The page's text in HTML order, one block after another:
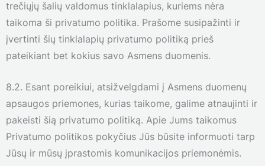
trečiųjų šalių valdomus tinklalapius, kuriems nėra
taikoma ši privatumo politika. Prašome susipažinti ir
įvertinti šių tinklalapių privatumo politiką prieš
pateikiant bet kokius savo Asmens duomenis.
8.2. Esant poreikiui, atsižvelgdami į Asmens duomenų
apsaugos priemones, kurias taikome, galime atnaujinti ir
pakeisti šią privatumo politiką. Apie Jums taikomus
Privatumo politikos pokyčius Jūs būsite informuoti tarp
Jūsų ir mūsų įprastomis komunikacijos priemonėmis.